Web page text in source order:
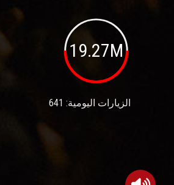
19.27M
الزيارات اليومية: 641